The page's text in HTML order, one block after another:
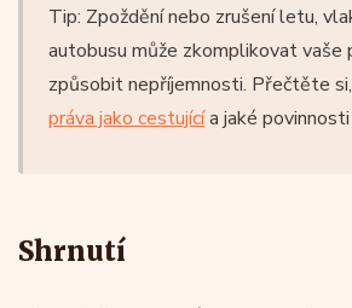
Tip: Zpoždění nebo zrušení letu,
autobusu může zkomplikovat vaše
způsobit nepříjemnosti. Přečtěte
práva jako cestujícía jaké
Shrnutí